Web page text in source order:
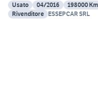
Usato
04/2016 198000 Km
Rivenditore ESSEPCAR SRL